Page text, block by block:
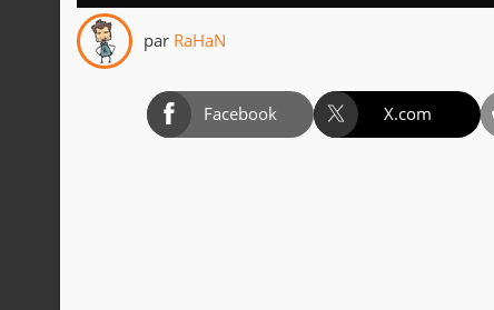
par RaHaN
Facebook X.com